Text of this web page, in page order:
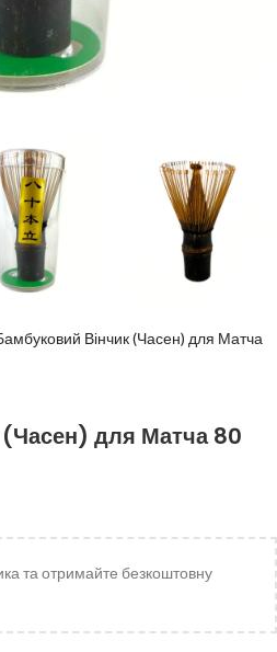
Вінчик (Часен) для Матча
для Матча 80
та отримайте безкоштовну